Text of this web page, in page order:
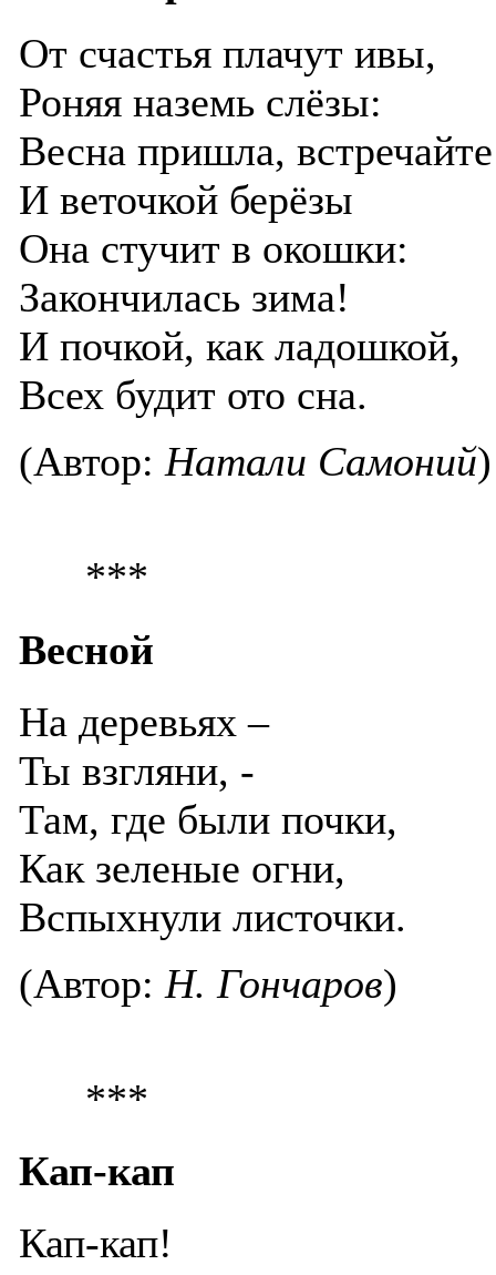
От счастья плачут ивы,
Роняя наземь слёзы:
Весна пришла,
И веточкой берёзы
Она стучит в окошки:
Закончилась зима!
И почкой, как ладошкой,
Всех будит ото сна.
(Автор: Натали Самоний)
***
Весной
На деревьях –
Ты взгляни, -
Там, где были почки,
Как зеленые огни,
Вспыхнули листочки.
(Автор: Н. Гончаров)
***
Кап-кап
Кап-кап!